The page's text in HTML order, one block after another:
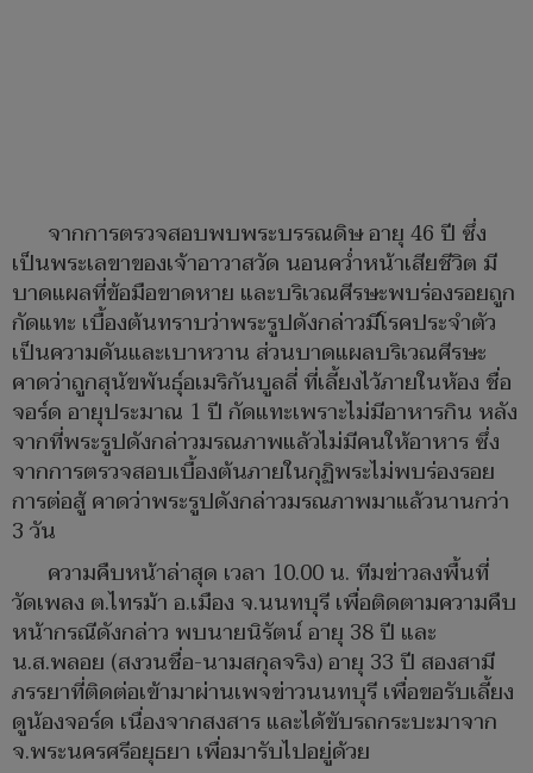
จากการตรวจสอบพบพระบรรณดิษ อายุ 46 ปี ซึ่ง
เป็นพระเลขาของเจ้าอาวาสวัด นอนคว่ำหน้าเสียชีวิต มี
บาดแผลที่ข้อมือขาดหาย และบริเวณศีรษะพบร่องรอยถูก
กัดแทะ เบื้องต้นทราบว่าพระรูปดังกล่าวมีโรคประจำตัว
เป็นความดันและเบาหวาน ส่วนบาดแผลบริเวณศีรษะ
คาดว่าถูกสุนัขพันธุ์อเมริกันบูลลี่ ที่เลี้ยงไว้ภายในห้อง ชื่อ
จอร์ด อายุประมาณ 1 ปี กัดแทะเพราะไม่มีอาหารกิน หลัง
จากที่พระรูปดังกล่าวมรณภาพแล้วไม่มีคนให้อาหาร ซึ่ง
จากการตรวจสอบเบื้องต้นภายในกุฏิพระไม่พบร่องรอย
การต่อสู้ คาดว่าพระรูปดังกล่าวมรณภาพมาแล้วนานกว่า
3 วัน
ความคืบหน้าล่าสุด เวลา 10.00 น. ทีมข่าวลงพื้นที่
วัดเพลง ต.ไทรม้า อ.เมือง จ.นนทบุรี เพื่อติดตามความคืบ
หน้ากรณีดังกล่าว พบนายนิรัตน์ อายุ 38 ปี และ
น.ส.พลอย (สงวนชื่อ-นามสกุลจริง) อายุ 33 ปี สองสามี
ภรรยาที่ติดต่อเข้ามาผ่านเพจข่าวนนทบุรี เพื่อขอรับเลี้ยง
ดูน้องจอร์ด เนื่องจากสงสาร และได้ขับรถกระบะมาจาก
จ.พระนครศรีอยุธยา เพื่อมารับไปอยู่ด้วย